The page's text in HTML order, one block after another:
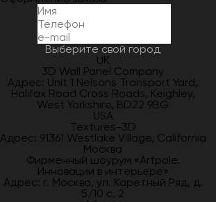
Выберите свой город
UK
3D Wall Panel Company
Адрес: Unit 1 Nelsons Transport Yard,
Halifax Road Cross Roads, Keighley,
West Yorkshire, BD22 9BG
USA
Textures-3D
Адрес: 91361 Westlake Village, California
Москва
Фирменный шоурум «Artpole.
Инновации в интерьере»
Адрес: г. Москва, ул. Каретный Ряд, д.
5/10 с. 2